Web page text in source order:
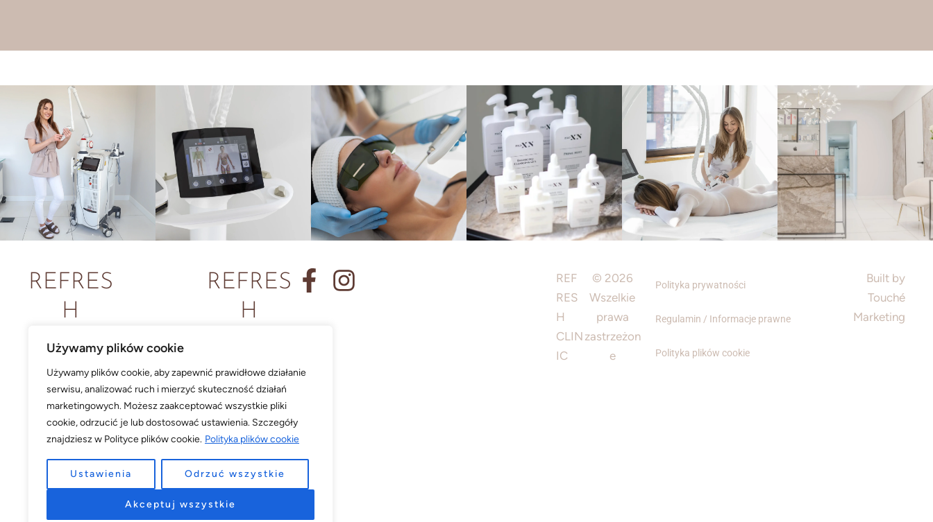
Używamy plików cookie
Używamy plików cookie, aby zapewnić prawidłowe działanie
serwisu, analizować ruch i mierzyć skuteczność działań
marketingowych. Możesz zaakceptować wszystkie pliki
cookie, odrzucić je lub dostosować ustawienia. Szczegóły
znajdziesz w Polityce plików cookie. Polityka plików cookie
Ustawienia Odrzuć wszystkie
Akceptuj wszystkie
REFRES
H
CLINIC
Ul. NAKIELSKA
86 (Galeria
Miedzyń)
REFRES
H
TICS
Ul. GDAŃSKA
38
Bydgoszcz
REF
RES
H
CLIN
IC
© 2026
Wszelkie
prawa
zastrzeżon
e
Built by
Touché
Marketing
Polityka prywatności
Regulamin / Informacje prawne
Polityka plików cookie